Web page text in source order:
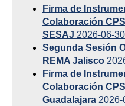
Firma de
Colaboración
SESAJ 2026-06-30
Segunda Sesión
REMA Jalisco
Firma de
Colaboración
Guadalajara 2026-